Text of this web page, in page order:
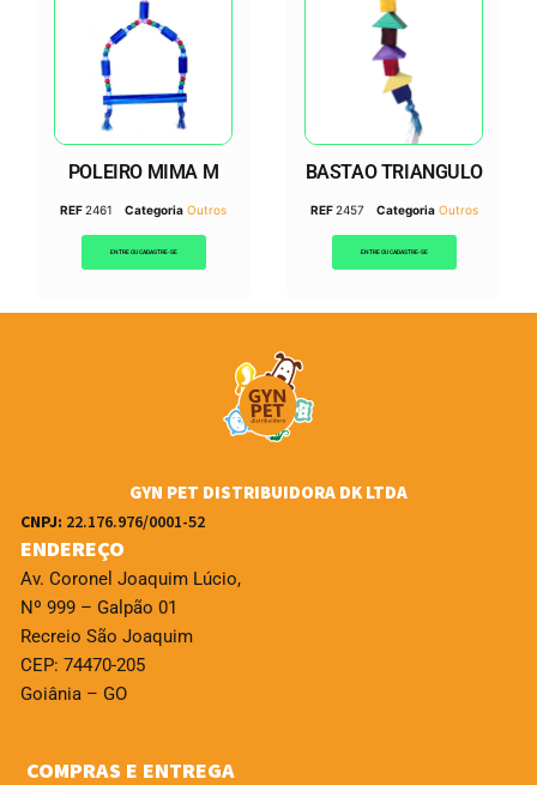
POLEIRO MIMA M
REF2461 Categoria Outros
ENTRE OU CADASTRE-SE
BASTAO TRIANGULO
REF2457 Categoria Outros
ENTRE OU CADASTRE-SE
GYN PET DISTRIBUIDORA DK LTDA
CNPJ: 22.176.976/0001-52
ENDEREÇO
Av. Coronel Joaquim Lúcio,
Nº 999 – Galpão 01
Recreio São Joaquim
CEP: 74470-205
Goiânia – GO
COMPRAS E ENTREGA